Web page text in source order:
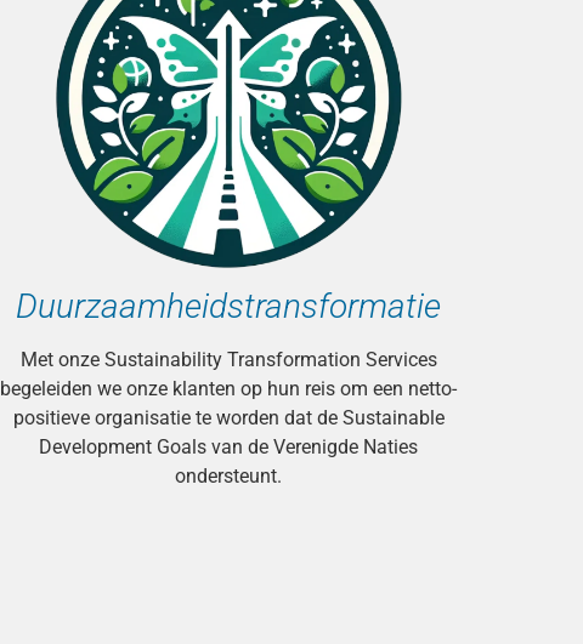
Duurzaamheidstransformatie
Met onze Sustainability Transformation Services
begeleiden we onze klanten op hun reis om een netto-
positieve organisatie te worden dat de Sustainable
Development Goals van de Verenigde Naties
ondersteunt.